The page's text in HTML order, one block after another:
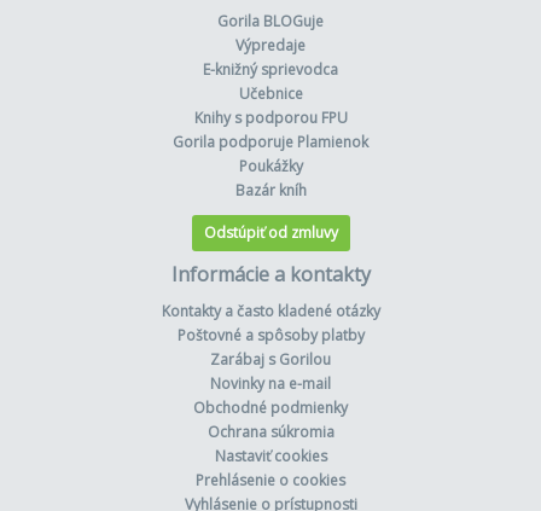
Gorila BLOGuje
Výpredaje
E-knižný sprievodca
Učebnice
Knihy s podporou FPU
Gorila podporuje Plamienok
Poukážky
Bazár kníh
Odstúpiť od zmluvy
Informácie a kontakty
Kontakty a často kladené otázky
Poštovné a spôsoby platby
Zarábaj s Gorilou
Novinky na e-mail
Obchodné podmienky
Ochrana súkromia
Nastaviť cookies
Prehlásenie o cookies
Vyhlásenie o prístupnosti